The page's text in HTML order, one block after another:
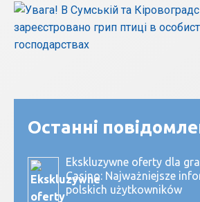
Останні
Ekskluzywne oferty dla
Casino: Najważniejsze
polskich użytkowników